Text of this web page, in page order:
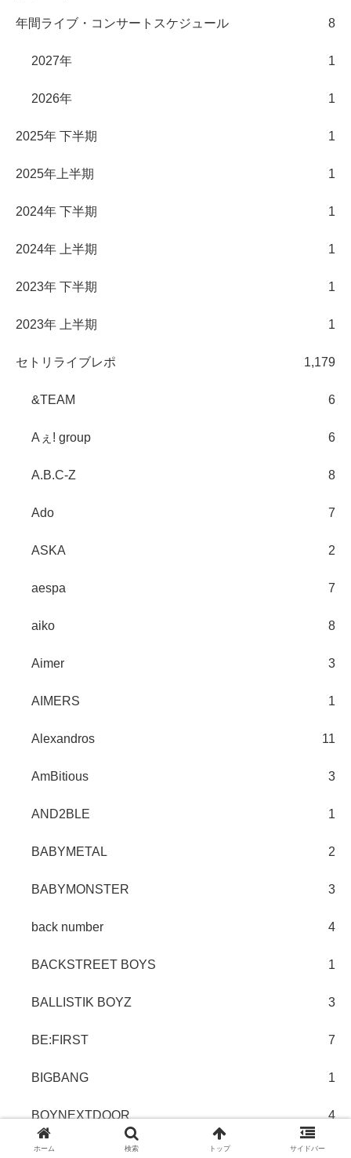
年間ライブ・コンサートスケジュール 8
2027年 1
2026年 1
2025年 下半期 1
2025年上半期 1
2024年 下半期 1
2024年 上半期 1
2023年 下半期 1
2023年 上半期 1
セトリライブレポ 1,179
&TEAM 6
Aぇ! group 6
A.B.C-Z 8
Ado 7
ASKA 2
aespa 7
aiko 8
Aimer 3
AIMERS 1
Alexandros 11
AmBitious 3
AND2BLE 1
BABYMETAL 2
BABYMONSTER 3
back number 4
BACKSTREET BOYS 1
BALLISTIK BOYZ 3
BE:FIRST 7
BIGBANG 1
BOYNEXTDOOR 4
Boys be
ホーム 検索 トップ サイドバー